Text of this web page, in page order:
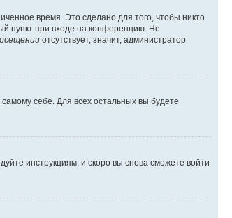
время. Это сделано для того, чтобы никто
пункт при входе на конференцию. Не
отсутствует, значит, администратор
себе. Для всех остальных вы будете
инструкциям, и скоро вы снова сможете войти